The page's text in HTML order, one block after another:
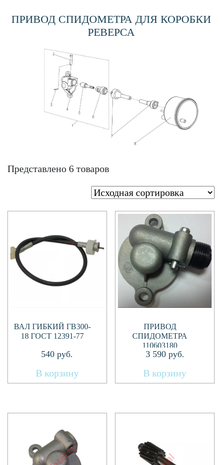
ПРИВОД СПИДОМЕТРА ДЛЯ КОРОБКИ
РЕВЕРСА
Представлено 6 товаров
ВАЛ ГИБКИЙ ГВ300-
18 ГОСТ 12391-77
540 руб.
В корзину
ПРИВОД
СПИДОМЕТРА
110603180
3 590руб.
В корзину